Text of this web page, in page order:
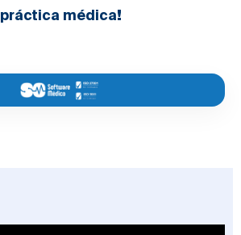
práctica médica!